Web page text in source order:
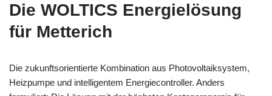
Die WOLTICS Energielösung
für Metterich
Die zukunftsorientierte Kombination aus Photovoltaiksystem,
Heizpumpe und intelligentem Energiecontroller. Anders